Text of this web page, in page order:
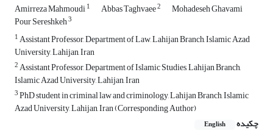
Amirreza Mahmoudi1 Abbas Taghvaee2 Mohadeseh Ghavami
Pour Sereshkeh3
1Assistant Professor, Department of Law, Lahijan Branch, Islamic Azad
University, Lahijan, Iran
2Assistant Professor, Department of Islamic Studies, Lahijan Branch,
Islamic Azad University, Lahijan, Iran
3PhD student in criminal law and criminology, Lahijan Branch, Islamic
Azad University, Lahijan, Iran (Corresponding Author)
چکیده
English